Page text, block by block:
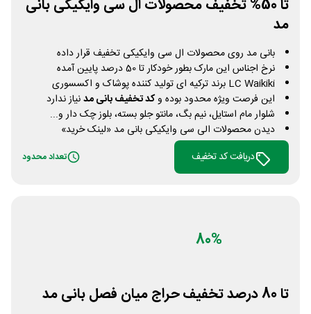
تا 50% تخفیف محصولات ال سی وایکیکی بانی
مد
بانی مد روی محصولات ال سی وایکیکی تخفیف قرار داده
نرخ اجناس این مارک بطور خودکار تا 50 درصد پایین آمده
LC Waikiki برند ترکیه ای تولید کننده پوشاک و اکسسوری
این فرصت ویژه محدود بوده وکد تخفیف بانی مدنیاز ندارد
شلوار مام استایل، نیم بگ، مانتو جلو بسته، بلوز چک دار و...
دیدن محصولات الی سی وایکیکی بانی مد «لینک خرید»
دریافت کد تخفیف
تعداد محدود
80%
تا 80 درصد تخفیف حراج میان فصل بانی مد